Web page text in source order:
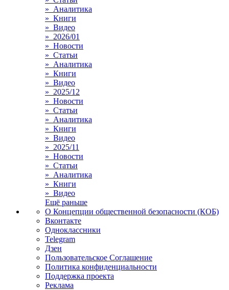
» Аналитика
» Книги
» Видео
» 2026/01
» Новости
» Статьи
» Аналитика
» Книги
» Видео
» 2025/12
» Новости
» Статьи
» Аналитика
» Книги
» Видео
» 2025/11
» Новости
» Статьи
» Аналитика
» Книги
» Видео
Ещё раньше
О Концепции общественной безопасности (КОБ)
Вконтакте
Одноклассники
Telegram
Дзен
Пользовательское Соглашение
Политика конфиденциальности
Поддержка проекта
Реклама